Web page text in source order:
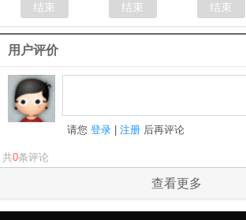
结束 结束 结束
用户评价
请您登录 |注册 后再评论
共0条评论
查看更多